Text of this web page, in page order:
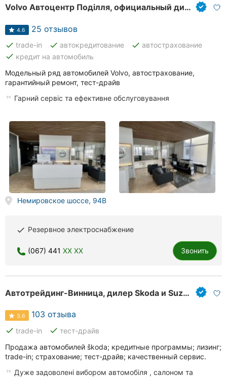
Черновцы
Сумы
Ивано-
Франковск
Луцк
Ужгород
Карпаты
Volvo Автоцентр Поділля, официальный дилерский центр
4.6 25 отзывов
done trade-in done автокредитование done автострахование
done кредит на автомобиль
Модельный ряд автомобилей Volvo, автострахование,
гарантийный ремонт, тест-драйв
Гарний сервіс та ефективне обслуговування
Немировское шоссе, 94В
done Резервное электроснабжение
(067) 441 XX XX Звонить
Автотрейдинг-Винница, дилер Skoda и Suzuki
3.6 103 отзыва
done trade-in done тест-драйв
Продажа автомобилей škoda; кредитные программы; лизинг;
trade-in; страхование; тест-драйв; качественный сервис.
Дуже задоволені вибором автомобіля , салоном та